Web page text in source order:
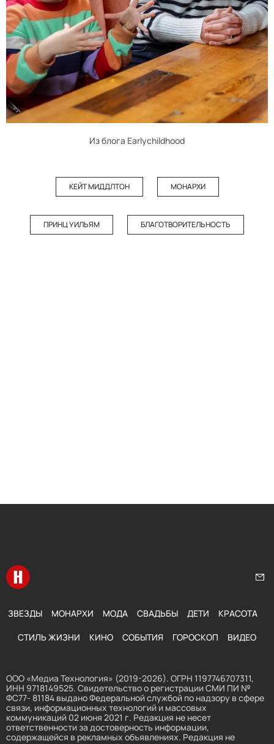
Из блога Earlychildhood
КЕЙТ МИДДЛТОН МОНАРХИ
ПРИНЦ УИЛЬЯМ БЛАГОТВОРИТЕЛЬНОСТЬ
Перейти на главную
ЗВЕЗДЫ МОНАРХИ МОДА СВАДЬБЫ ДЕТИ КРАСОТА
СТИЛЬ ЖИЗНИ КИНО СОБЫТИЯ ГОРОСКОП ВИДЕО
ООО «Медиа Технология» (2019-2026). ОГРН 1197746707311,
ИНН 9718149525. Свидетельство о регистрации СМИ ПИ №
ФС77- 81184 выдано Федеральной службой по надзору в сфере
связи, информационных технологий и массовых
коммуникаций 02 июня 2021 г. Редакция не несет
ответственности за достоверность информации,
содержащейся в рекламных объявлениях. Редакция не